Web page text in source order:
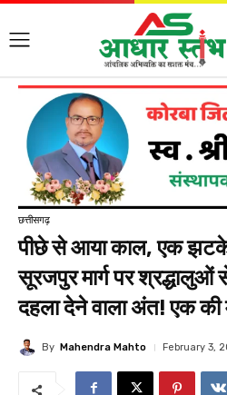
छत्तीसगढ़
पीछे से आया काल, एक झटके
सूरजपुर मार्ग पर श्रद्धालुओं
दहला देने वाला अंत! एक की
By Mahendra Mahto February 3,